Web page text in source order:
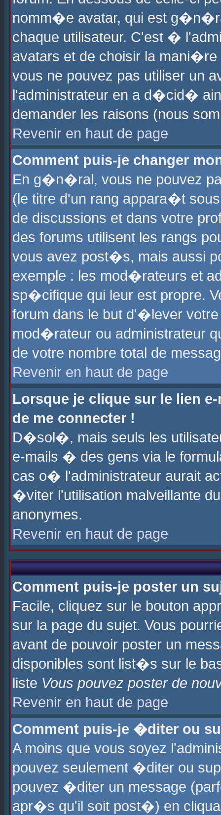
nomm�e avatar, qui est
chaque utilisateur. C'est �
avatars et de choisir la
vous ne pouvez pas utiliser un
l'administrateur en a d�cid�
demander les raisons (nous
Revenir en haut de page
Comment puis-je changer
En g�n�ral, vous ne pouvez
(le titre d'un rang appara�t
de discussions et dans votre
des forums utilisent les rangs
vous avez post�s, mais aussi
exemple : les mod�rateurs et
sp�cifique qui leur est propre.
forum dans le but d'�lever
mod�rateur ou administrateur
de votre nombre total de
Revenir en haut de page
Lorsque je clique sur le lien
de me connecter !
D�sol�, mais seuls les
e-mails � des gens via le
cas o� l'administrateur aurait
�viter l'utilisation malveillante
anonymes.
Revenir en haut de page
Comment puis-je poster un
Facile, cliquez sur le bouton
sur la page du sujet. Vous
avant de pouvoir poster un
disponibles sont list�s sur le
liste Vous pouvez poster de
Revenir en haut de page
Comment puis-je �diter ou
A moins que vous soyez
pouvez seulement �diter ou
pouvez �diter un message
apr�s qu'il soit post�) en